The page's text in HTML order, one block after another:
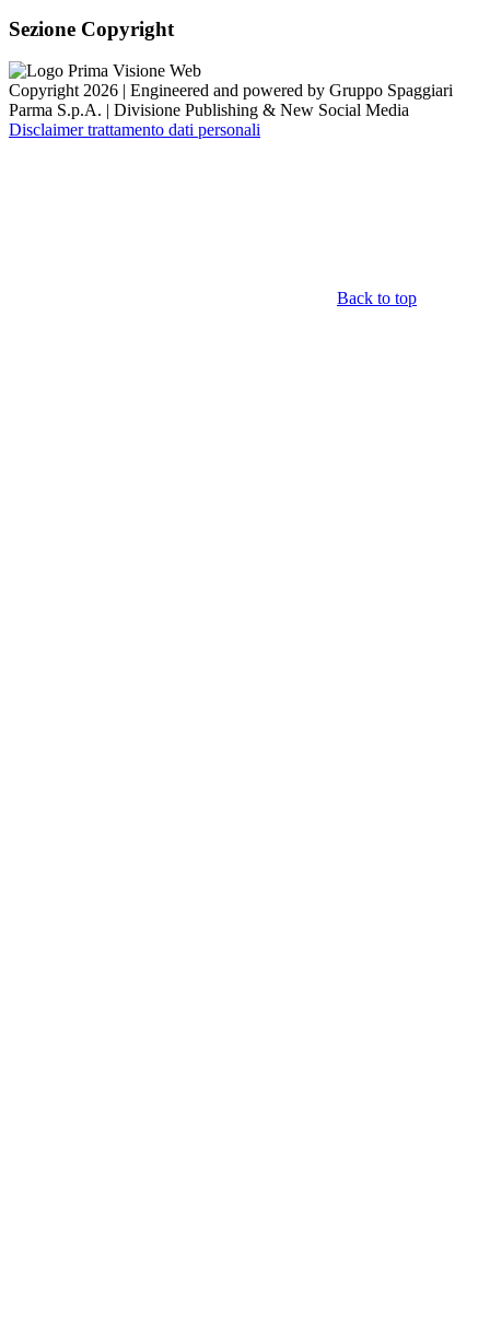
Sezione Copyright
Copyright 2026 | Engineered and powered by Gruppo Spaggiari
Parma S.p.A. | Divisione Publishing & New Social Media
Disclaimer trattamento dati personali
Back to top